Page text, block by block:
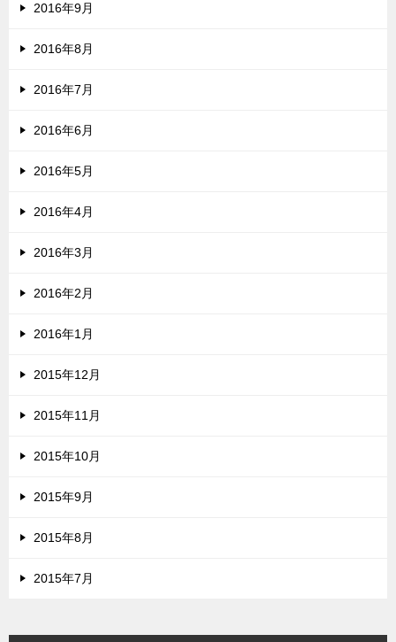
2016年9月
2016年8月
2016年7月
2016年6月
2016年5月
2016年4月
2016年3月
2016年2月
2016年1月
2015年12月
2015年11月
2015年10月
2015年9月
2015年8月
2015年7月